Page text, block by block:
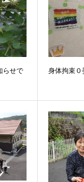
らせで
身体拘束０